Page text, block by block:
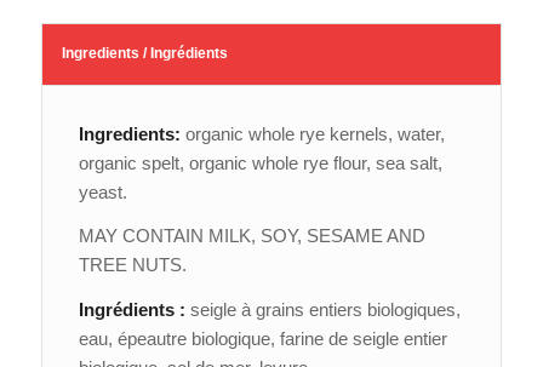
Ingredients / Ingrédients
Ingredients: organic whole rye kernels, water,
organic spelt, organic whole rye flour, sea salt,
yeast.
MAY CONTAIN MILK, SOY, SESAME AND
TREE NUTS.
Ingrédients : seigle à grains entiers biologiques,
eau, épeautre biologique, farine de seigle entier